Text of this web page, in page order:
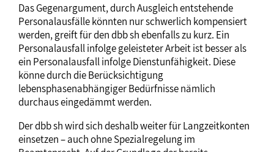
Das Gegenargument, durch Ausgleich entstehende
Personalausfälle könnten nur schwerlich kompensiert
werden, greift für den dbb sh ebenfalls zu kurz. Ein
Personalausfall infolge geleisteter Arbeit ist besser als
ein Personalausfall infolge Dienstunfähigkeit. Diese
könne durch die Berücksichtigung
lebensphasenabhängiger Bedürfnisse nämlich
durchaus eingedämmt werden.
Der dbb sh wird sich deshalb weiter für Langzeitkonten
einsetzen – auch ohne Spezialregelung im